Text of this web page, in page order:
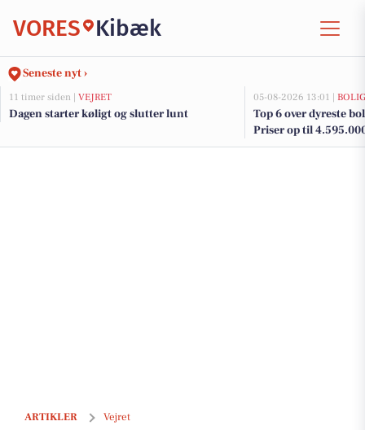
VORES Kibæk
Seneste nyt ›
11 timer siden | VEJRET
Dagen starter køligt og slutter lunt
05-08-2026 13:01 |
Top 6 over dyreste
Priser op til
ARTIKLER Vejret
Dagen starter køligt og slutter lunt